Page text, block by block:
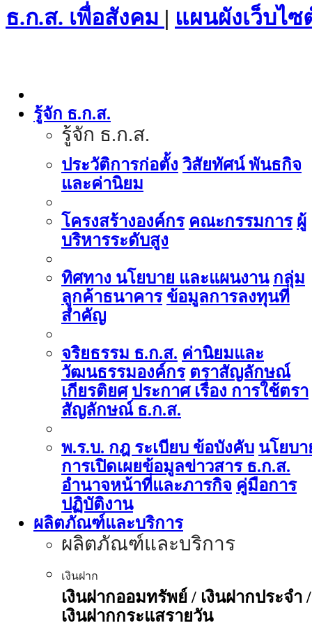
ธ.ก.ส. เพื่อสังคม | แผนผังเว็บไซ
รู้จัก ธ.ก.ส.
รู้จัก ธ.ก.ส.
ประวัติการก่อตั้ง วิสัยทัศน์ พันธกิจ
และค่านิยม
โครงสร้างองค์กร คณะกรรมการ ผู้
บริหารระดับสูง
ทิศทาง นโยบาย และแผนงาน กลุ่ม
ลูกค้าธนาคาร ข้อมูลการลงทุนที่
สำคัญ
จริยธรรม ธ.ก.ส. ค่านิยมและ
วัฒนธรรมองค์กร ตราสัญลักษณ์
เกียรติยศ ประกาศ เรื่อง การใช้ตรา
สัญลักษณ์ ธ.ก.ส.
พ.ร.บ. กฎ ระเบียบ ข้อบังคับ นโยบา
การเปิดเผยข้อมูลข่าวสาร ธ.ก.ส.
อำนาจหน้าที่และภารกิจ คู่มือการ
ปฏิบัติงาน
ผลิตภัณฑ์และบริการ
ผลิตภัณฑ์และบริการ
เงินฝาก
เงินฝากออมทรัพย์ / เงินฝากประจำ /
เงินฝากกระแสรายวัน